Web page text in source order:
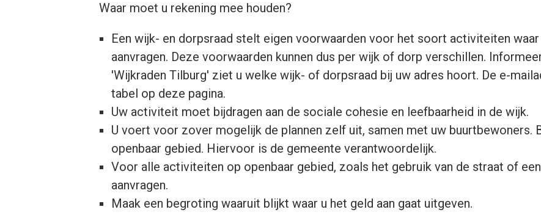
Waar moet u rekening mee houden?
Een wijk- en dorpsraad stelt eigen voorwaarden voor het soort activiteiten
aanvragen. Deze voorwaarden kunnen dus per wijk of dorp verschillen.
'Wijkraden Tilburg' ziet u welke wijk- of dorpsraad bij uw adres hoort. De e-
tabel op deze pagina.
Uw activiteit moet bijdragen aan de sociale cohesie en leefbaarheid in de wijk.
U voert voor zover mogelijk de plannen zelf uit, samen met uw buurtbewoners.
openbaar gebied. Hiervoor is de gemeente verantwoordelijk.
Voor alle activiteiten op openbaar gebied, zoals het gebruik van de straat of
aanvragen.
Maak een begroting waaruit blijkt waar u het geld aan gaat uitgeven.